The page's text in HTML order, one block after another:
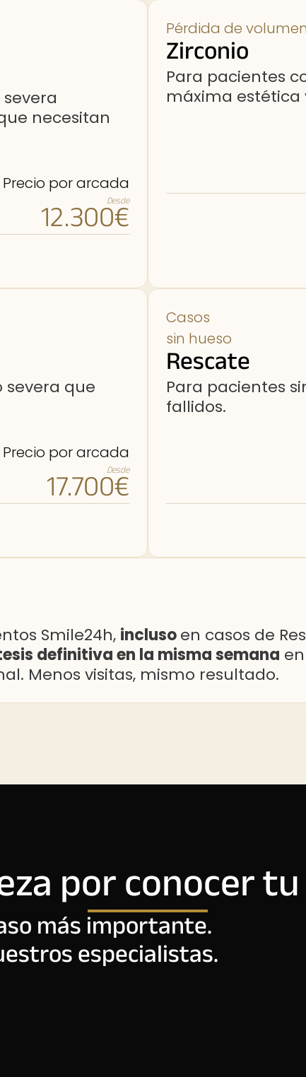
necesitan
Precio por arcada
Desde
12.300€
Pérdida de
Zirconio
Para pacientes
máxima estética
severa que
Precio por arcada
Desde
17.700€
Casos
sin hueso
Rescate
Para pacientes
fallidos.
Smile24h, inclusoen casos de
definitiva en la misma semana
Menos visitas, mismo resultado.
por conocer
más importante.
especialistas.